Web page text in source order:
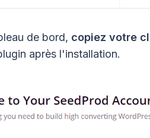
de bord, copiez votre
après l'installation.